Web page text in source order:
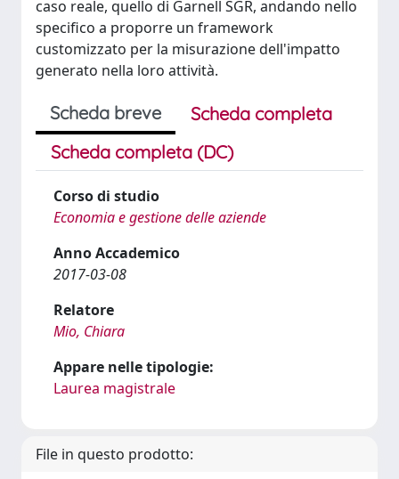
caso reale, quello di Garnell SGR, andando nello
specifico a proporre un framework
customizzato per la misurazione dell'impatto
generato nella loro attività.
Scheda breve
Scheda completa
Scheda completa (DC)
Corso di studio
Economia e gestione delle aziende
Anno Accademico
2017-03-08
Relatore
Mio, Chiara
Appare nelle tipologie:
Laurea magistrale
File in questo prodotto: